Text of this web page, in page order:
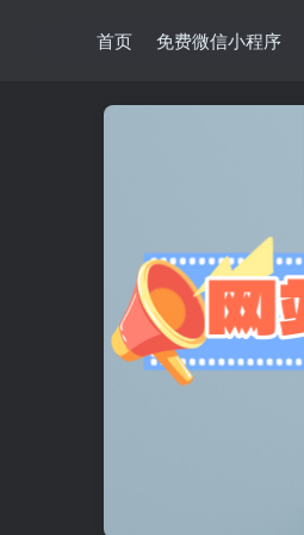
首页 免费微信小程序